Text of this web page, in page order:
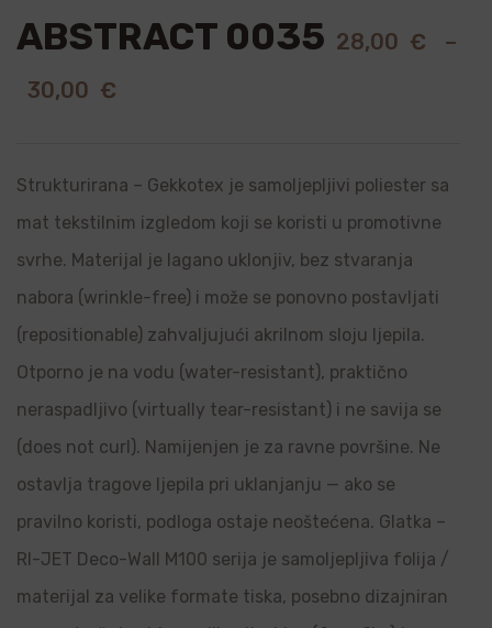
ABSTRACT 0035 28,00 €
–
30,00 €
Strukturirana – Gekkotex je samoljepljivi poliester sa
mat tekstilnim izgledom koji se koristi u promotivne
svrhe. Materijal je lagano uklonjiv, bez stvaranja
nabora (wrinkle-free) i može se ponovno postavljati
(repositionable) zahvaljujući akrilnom sloju ljepila.
Otporno je na vodu (water-resistant), praktično
neraspadljivo (virtually tear-resistant) i ne savija se
(does not curl). Namijenjen je za ravne površine. Ne
ostavlja tragove ljepila pri uklanjanju — ako se
pravilno koristi, podloga ostaje neoštećena. Glatka –
RI-JET Deco-Wall M100 serija je samoljepljiva folija /
materijal za velike formate tiska, posebno dizajniran